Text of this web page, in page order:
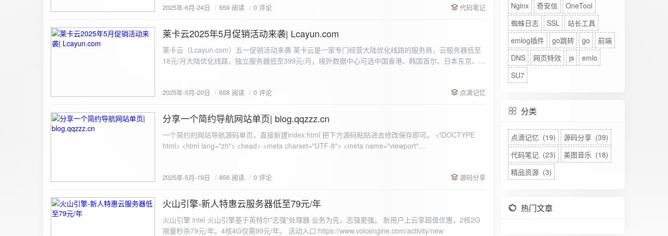
重置默认样式 */ * { margin: 0; padding: 0; box-sizing: border-box; } /* 设置页面的字体和添加背景图片 */
center fixed; /* 使用服务器上的路径 */ background-size: cover; /* 保证背景图片覆盖整个视窗 */ color:
#333; display: flex; justify-content: center; align-items: center; min-height: 100vh; margin: 0; } /* 容器样
式 */ .container { background-color: rgba(255, 255, 255, 0.9); /* 使用半透明白色背景，以便在图片背景
上更清晰地显示内容 */ padding: 30px; border-radius: 8px; box-shadow: 0 4px 8px rgba(0, 0, 0, 0.1);
padding: 8px; background-color: #f7f7f7; border: 1px solid #ccc; border-radius: 4px; font-size: 16px;
size: 16px; border: none; border-radius: 4px; cursor: pointer; transition: background-color 0.3s ease; }
100%; height: 30px; background-color: #ddd; border-radius: 4px; margin-top: 20px; overflow: hidden; }
.progress-fill { height: 100%; background-color: #4caf50; width: 0; line-height: 30px; text-align: center;
border-radius: 4px; background-color: #f9f9f9; font-size: 16px; color: #333; min-height: 40px; } /* 错误
或成功的提示信息样式 */ .result.success { border-color: #28a745; background-color: #e9f7e8; }
image { margin-top: 20px; max-width: 100%; height: auto; border-radius: 4px; border: 1px solid #ddd; }
</style> </head> <body> <div class="container"> <h2>图片上传-双虹云</h2> <form id="uploadForm">
<input type="file" id="fileInput" name="file" accept="image/*" required /> <button type="submit">上传文
2025年-6月-24日 659 阅读 0 评论 代码笔记
2025-5-20
莱卡云2025年5月促销活动来袭| Lcayun.com
莱卡云（Lcayun.com）五一促销活动来袭 莱卡云是一家专门经营大陆优化线路的服务商，云服务器低至
18元/月大陆优化线路，独立服务器低至399元/月，境外数据中心可选中国香港、韩国首尔、日本东京、美
https://www.lcayun.com/actcloud.html
2025年-5月-20日 658 阅读 0 评论 点滴记忆
2025-5-19
分享一个简约导航网站单页| blog.qqzzz.cn
一个简约的网站导航源码单页，直接新建index.html 把下方源码粘贴进去修改保存即可。 <!DOCTYPE html> <html lang="zh"> <head> <meta charset="UTF-8"> <meta name="viewport" content="width=device-width, initial-scale=1.0"> <title>导航网站 -blog.qqzzz.cn</title> <meta name="keywords" content="双虹云博客"> <meta name="description" content="双虹云博客。"> <meta name="author" content="导航网站"> <meta name="robots" content="index,follow"> <meta property="og:title" content="导航网站 - "> <meta property="og:description" content="双虹云。"> <meta property="og:type" content="website"> <link rel="icon" href="https://blog.qqzzz.cn/favicon.ico" type="image/x-icon"> <link rel="shortcut icon" href="https://blog.qqzzz.cn/favicon.ico" type="image/x-icon"> <style> /* 基础样式 */ * { margin: 0; padding: 0; box-sizing: border-box; } /* 主体样式 */ body { background: #f0f2f5; font-family: 'Microsoft YaHei', -apple-system, BlinkMacSystemFont, sans-serif; margin: 0; padding: 0; min-height: 100vh; overflow-x: hidden; position: relative; display: flex; flex-direction: column; } /* 容器样式 */ .container { max-width: 1200px; margin: 0 auto; padding: 20px; flex: 1; display: flex; flex-direction: column; align-items: center; width: 100%; } /* 主盒子样式 */ .main-box { background: white; box-shadow: 0 2px 12px rgba(0, 0, 0, 0.08); border-radius: 24px; border: 1px solid #e9ecef; width: 100%; max-width: 1000px; padding: 30px; margin: 0 auto 15px; transition: all 0.3s ease; position: relative; z-index: 2; } .main-box:hover { transform: translateY(-2px); box-shadow: 0 6px 25px rgba(0, 0, 0, 0.2); } /* 头部样式 */ .header { text-align: center; margin-bottom: 20px; padding-bottom: 15px; border-bottom: 1px solid rgba(255, 255, 255, 0.2); } .header h1 { font-size: 32px; background: linear-gradient(120deg, #2b5876 0%, #4e4376 100%); -webkit-background-clip: text; -webkit-text-fill-color: transparent; margin-bottom: 15px; } /* 提示框样式 */ .notice { background: transparent; padding: 0 25px; border-radius: 12px; margin-bottom: 15px; white-space: nowrap; overflow: hidden; text-overflow: ellipsis; } .notice p { color: #4facfe; font-size: 16px; line-height: 1; font-weight: bold; letter-spacing: 0.5px; margin: 0; } /* 流量卡领取样式 */ .flow-card, .flow-card-top { background: linear-gradient(120deg, #4facfe 0%, #00f2fe 100%); box-shadow: 0 3px 15px rgba(0, 0, 0, 0.1); border-radius: 12px; padding: 10px 15px; margin-bottom: 10px; text-align: center; position: relative; overflow: hidden; display: flex; justify-content: space-between; align-items: center; } .flow-card::before, .flow-card-top::before { content: ''; position: absolute; top: -10px; right: -10px; width: 80px; height: 80px; background: rgba(255, 255, 255, 0.1); border-radius: 50%; } .flow-card .text-content, .flow-card-top h3 { flex: 1; text-align: left; color: #ffffff; font-size: 16px; margin: 0; } .flow-card h2 { color: #ffffff; font-size: 18px; margin-bottom: 4px; font-weight: 600; } .flow-card p { color: rgba(255, 255, 255, 0.9); font-size: 14px; margin-bottom: 0; } .flow-card a, .flow-card-top a { display: inline-block; background: #ffffff; color: #2b5876; padding: 8px 0; border-radius: 50px; font-size: 15px; cursor: pointer; transition: all 0.3s ease; font-weight: 600; text-decoration: none; box-shadow: 0 4px 10px rgba(0, 0, 0, 0.1); margin: 0 5px; white-space: nowrap; width: 110px; text-align: center; } /* 所有按钮统一样式 */ .flow-card .buttons a, .flow-card-top .buttons a { background: #ffffff; color: #2b5876; } .flow-card .buttons a:hover, .flow-card-top .buttons a:hover { background: #f8f9fa; transform: translateY(-2px); box-shadow: 0 6px 15px rgba(0, 0, 0, 0.2); } .flow-card .buttons, .flow-card-top .buttons { display: flex; align-items: center; justify-content: flex-end; flex-wrap: nowrap; } .flow-card a:hover, .flow-card-top a:hover { transform: translateY(-2px); box-shadow: 0 6px 15px rgba(0, 0, 0, 0.2); background: #f8f9fa; } .flow-card-top { margin-bottom: 10px; } /* 导航网格样式 */ .nav-grid { display: grid; grid-template-columns: repeat(2, 1fr); gap: 25px; width: 100%; margin: 0 auto; padding: 0; } /* 导航项样式 */ .nav-item { background: hsl(230, 10%, 33%); border-radius: 12px; padding: 12px; text-align: center; box-shadow: none; transition: all 0.3s ease; min-height: 75px; position: relative; } .nav-item:hover { transform: none; background: hsl(230, 10%, 38%); } .nav-item a { text-decoration: none; color: inherit; display: block; text-align: center; } .nav-item h3 { color: #ffffff; font-size: 17px; margin-bottom: 8px; } .nav-item p { color: rgba(255, 255, 255, 0.9); font-size: 16px; margin-bottom: 4px; } .nav-item .status { position: absolute; bottom: -20px; left: 0; right: 0; color: #ff6b6b; font-size: 12px; text-align: center; font-weight: 500; } /* 底部导航样式 */ .float-nav { display: none; } @media (max-width: 768px) { body { padding-bottom: 20px; } .container { padding: 10px; } .main-box { padding: 15px; margin: 5px; } .header { margin-bottom: 15px; padding-bottom: 10px; } .nav-grid { gap: 15px; } .flow-card, .flow-card-top { padding: 12px; margin-bottom: 10px; flex-direction: column; } .flow-card .text-content, .flow-card-top h3 { text-align: center; margin-bottom: 12px; font-size: 16px; } .flow-card h2 { font-size: 16px; margin-bottom: 5px; text-align: center; } .flow-card p { font-size: 13px; text-align: center; padding: 0 5px; } .flow-card a, .flow-card-top a, .flow-card .buttons a, .flow-card-top .buttons a { padding: 7px 0; font-size: 14px; margin: 0 4px; width: 95px; text-align: center; background: #ffffff; color: #2b5876; } .flow-card .buttons, .flow-card-top .buttons { justify-content: center; width: 100%; margin-top: 5px; } .nav-item { padding: 12px; min-height: 70px; width: 100%; } .header h1 { font-size: 24px; } .notice p { font-size: 14px; } .copyright { padding: 10px 0; font-size: 12px; } } /* 版权信息样式 */ .copyright { text-align: center; padding: 15px 0; color: #6c757d; font-size: 13px; letter-spacing: 0.5px; width: 100%; max-width: 1200px; margin: 0 auto; } /* 弹窗样式 */ .modal-overlay { position: fixed; top: 0; left: 0; right: 0; bottom: 0; background: rgba(0, 0, 0, 0.4); display: flex; justify-content: center; align-items: center; z-index: 10000; } .modal { background: white; border: 1px solid #e9ecef; padding: 25px; border-radius: 15px; width: 90%; max-width: 3
2025年-5月-19日 856 阅读 0 评论 源码分享
2025-3-24
火山引擎-新人特惠云服务器低至79元/年
火山引擎 intel 火山引擎基于英特尔"志强"处理器 业务为先，志强更强。 新用户上云享超值优惠，2核2G
限量秒杀79元/年。4核4G仅需99元/年。 活动入口:https://www.volcengine.com/activity/new
Nginx
奇安信
OneTool
蜘蛛日志
SSL
站长工具
emlog插件
go跳转 go
前端
DNS
网页特效 js
emlo
SU7
分类
点滴记忆 (19)
源码分享 (39)
代码笔记 (23)
美图音乐 (18)
精品资源 (3)
热门文章